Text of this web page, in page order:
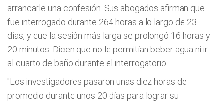
arrancarle una confesión. Sus abogados afirman que
fue interrogado durante 264 horas a lo largo de 23
días, y que la sesión más larga se prolongó 16 horas y
20 minutos. Dicen que no le permitían beber agua ni ir
al cuarto de baño durante el interrogatorio.
"Los investigadores pasaron unas diez horas de
promedio durante unos 20 días para lograr su